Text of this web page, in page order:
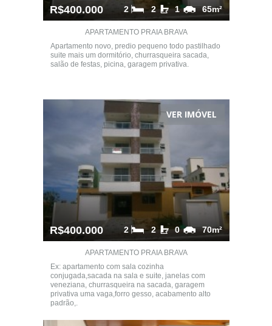
R$400.000 65m²
1
2
2
APARTAMENTO PRAIA BRAVA
Apartamento novo, predio pequeno todo pastilhado
suite mais um dormitório, churrasqueira sacada,
salão de festas, picina, garagem privativa.
VER IMÓVEL
R$400.000 70m²
0
2
2
APARTAMENTO PRAIA BRAVA
Ex: apartamento com sala cozinha
conjugada,sacada na sala e suite, janelas com
veneziana, churrasqueira na sacada, garagem
privativa uma vaga,forro gesso, acabamento alto
padrão,.